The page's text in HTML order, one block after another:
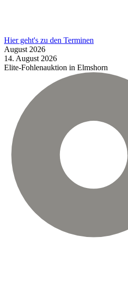
Hier geht's zu den Terminen
August 2026
14. August 2026
Elite-Fohlenauktion in Elmshorn